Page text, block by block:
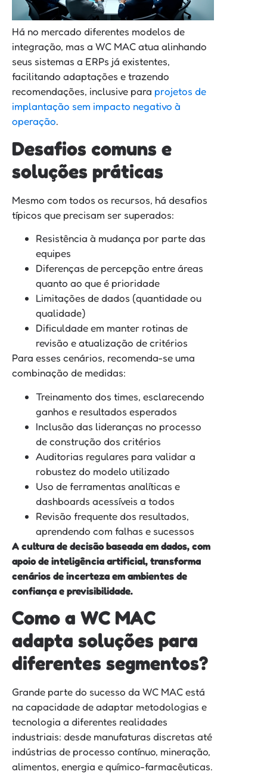
Há no mercado diferentes modelos de
integração, mas a WC MAC atua alinhando
seus sistemas a ERPs já existentes,
facilitando adaptações e trazendo
recomendações, inclusive para projetos de
implantação sem impacto negativo à
operação.
Desafios comuns e
soluções práticas
Mesmo com todos os recursos, há desafios
típicos que precisam ser superados:
Resistência à mudança por parte das
equipes
Diferenças de percepção entre áreas
quanto ao que é prioridade
Limitações de dados (quantidade ou
qualidade)
Dificuldade em manter rotinas de
revisão e atualização de critérios
Para esses cenários, recomenda-se uma
combinação de medidas:
Treinamento dos times, esclarecendo
ganhos e resultados esperados
Inclusão das lideranças no processo
de construção dos critérios
Auditorias regulares para validar a
robustez do modelo utilizado
Uso de ferramentas analíticas e
dashboards acessíveis a todos
Revisão frequente dos resultados,
aprendendo com falhas e sucessos
A cultura de decisão baseada em dados, com
apoio de inteligência artificial, transforma
cenários de incerteza em ambientes de
confiança e previsibilidade.
Como a WC MAC
adapta soluções para
diferentes segmentos?
Grande parte do sucesso da WC MAC está
na capacidade de adaptar metodologias e
tecnologia a diferentes realidades
industriais: desde manufaturas discretas até
indústrias de processo contínuo, mineração,
alimentos, energia e químico-farmacêuticas.